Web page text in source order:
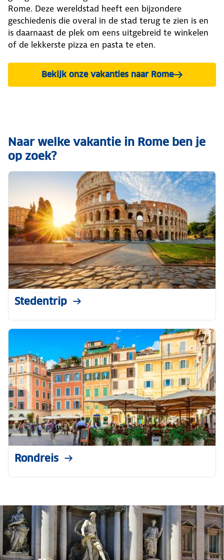
Rome. Deze wereldstad heeft een bijzondere
geschiedenis die overal in de stad terug te zien is en
is daarnaast de plek om eens uitgebreid te winkelen
of de lekkerste pizza en pasta te eten.
Bekijk onze vakanties naar Rome
Naar welke vakantie in Rome ben je
op zoek?
Stedentrip
Rondreis